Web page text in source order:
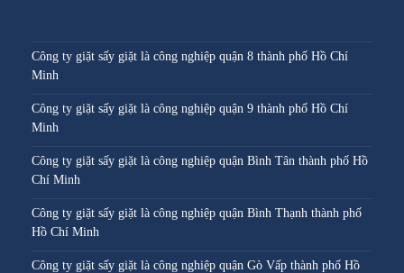
Công ty giặt sấy giặt là công nghiệp quận 8 thành phố Hồ Chí
Minh
Công ty giặt sấy giặt là công nghiệp quận 9 thành phố Hồ Chí
Minh
Công ty giặt sấy giặt là công nghiệp quận Bình Tân thành phố Hồ
Chí Minh
Công ty giặt sấy giặt là công nghiệp quận Bình Thạnh thành phố
Hồ Chí Minh
Công ty giặt sấy giặt là công nghiệp quận Gò Vấp thành phố Hồ